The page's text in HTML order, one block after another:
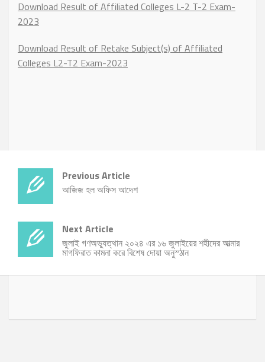
Download Result of Affiliated Colleges L-2 T-2 Exam-
2023
Download Result of Retake Subject(s) of Affiliated
Colleges L2-T2 Exam-2023
Previous Article
আজিজ হল অফিস আদেশ
Next Article
জুলাই গণঅভ্যুত্থান ২০২৪ এর ১৬ জুলাইয়ের শহীদের আত্মার
মাগফিরাত কামনা করে বিশেষ দোয়া অনুস্ঠান